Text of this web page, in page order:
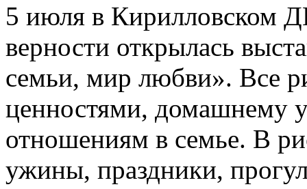
5 июля в Кирилловском
верности открылась
семьи, мир любви». Все
ценностями, домашнему
отношениям в семье. В
ужины, праздники,